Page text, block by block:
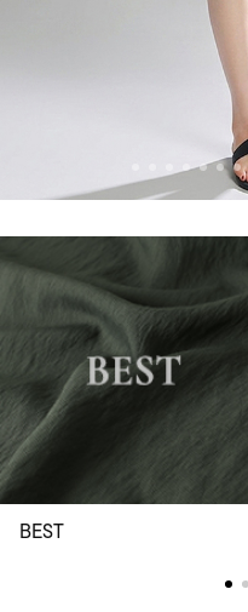
BEST